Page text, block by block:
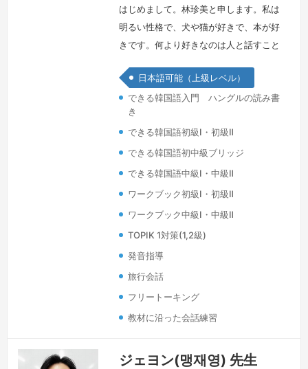
はじめまして。林珍美と申します。私は
明るい性格で、犬や猫が好きで、本が好
きです。何より好きなのは人と話すこと
ら多くの日本人と出会い、いろんな世代
に渡って韓国語を教えてきました。私
は“継続は力なり”という言葉を信じ、出
会った方々に毎回より楽しく、ナチュラ
ルな韓国語が話せるようにお手伝いさせ
ていただきます。どうぞよろしくお願い
いたします。
続きを見る »
日本語可能（上級レベル）
できる韓国語入門 ハングルの読み書
き
できる韓国語初級Ⅰ・初級Ⅱ
できる韓国語初中級ブリッジ
できる韓国語中級Ⅰ・中級Ⅱ
ワークブック初級Ⅰ・初級Ⅱ
ワークブック中級Ⅰ・中級Ⅱ
TOPIK 1対策(1,2級)
発音指導
旅行会話
フリートーキング
教材に沿った会話練習
ジェヨン(맹재영) 先生